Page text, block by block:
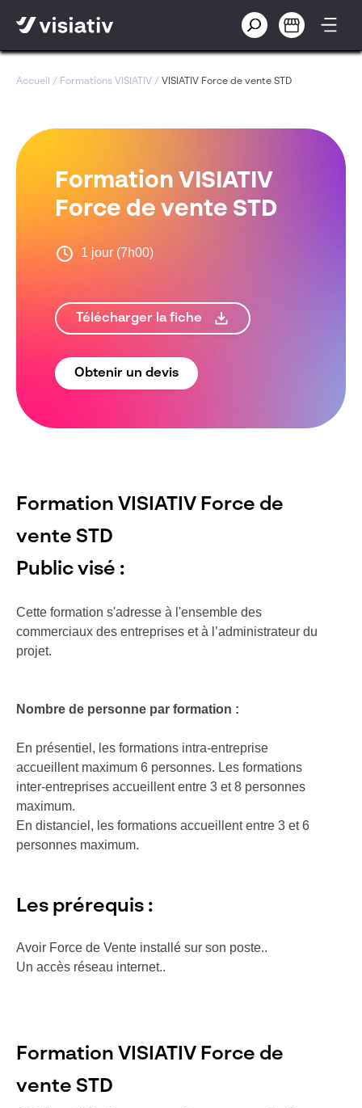
Accueil / Formations VISIATIV / VISIATIV Force de vente STD
Formation VISIATIV
Force de vente STD
1 jour (7h00)
Télécharger la fiche
Obtenir un devis
Formation VISIATIV Force de
vente STD
Public visé :
Cette formation s'adresse à l'ensemble des
commerciaux des entreprises et à l’administrateur du
projet.
Nombre de personne par formation :
En présentiel, les formations intra-entreprise
accueillent maximum 6 personnes. Les formations
inter-entreprises accueillent entre 3 et 8 personnes
maximum.
En distanciel, les formations accueillent entre 3 et 6
personnes maximum.
Les prérequis :
Avoir Force de Vente installé sur son poste..
Un accès réseau internet..
Formation VISIATIV Force de
vente STD